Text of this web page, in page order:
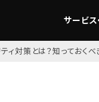
サービス
ィ対策とは？知っておく